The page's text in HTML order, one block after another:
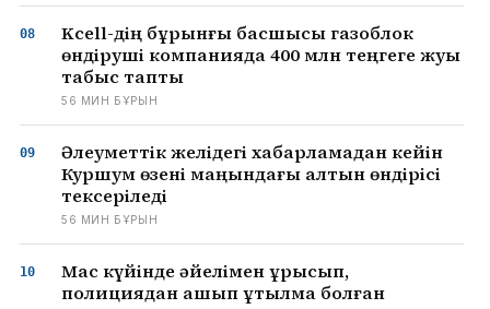
Kcell-дің бұрынғы басшысы газоблок
өндіруші компанияда 400 млн теңгеге жуық
табыс тапты
56 МИН БҰРЫН
Әлеуметтік желідегі хабарламадан кейін
Куршум өзені маңындағы алтын өндірісі
тексеріледі
56 МИН БҰРЫН
Мас күйінде әйелімен ұрысып,
полициядан қашып құтылмақ болған